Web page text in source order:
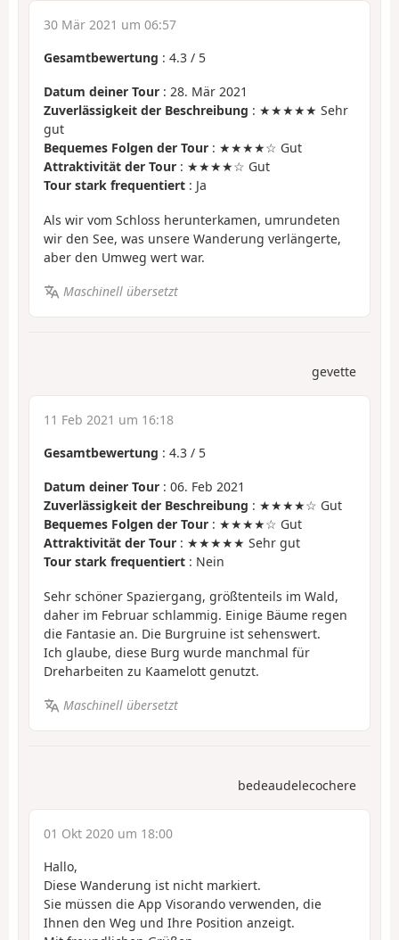
30 Mär 2021 um 06:57
Gesamtbewertung : 4.3 / 5
Datum deiner Tour : 28. Mär 2021
Zuverlässigkeit der Beschreibung : ★★★★★ Sehr
gut
Bequemes Folgen der Tour : ★★★★☆ Gut
Attraktivität der Tour : ★★★★☆ Gut
Tour stark frequentiert : Ja
Als wir vom Schloss herunterkamen, umrundeten
wir den See, was unsere Wanderung verlängerte,
aber den Umweg wert war.
Maschinell übersetzt
gevette
11 Feb 2021 um 16:18
Gesamtbewertung : 4.3 / 5
Datum deiner Tour : 06. Feb 2021
Zuverlässigkeit der Beschreibung : ★★★★☆ Gut
Bequemes Folgen der Tour : ★★★★☆ Gut
Attraktivität der Tour : ★★★★★ Sehr gut
Tour stark frequentiert : Nein
Sehr schöner Spaziergang, größtenteils im Wald,
daher im Februar schlammig. Einige Bäume regen
die Fantasie an. Die Burgruine ist sehenswert.
Ich glaube, diese Burg wurde manchmal für
Dreharbeiten zu Kaamelott genutzt.
Maschinell übersetzt
bedeaudelecochere
01 Okt 2020 um 18:00
Hallo,
Diese Wanderung ist nicht markiert.
Sie müssen die App Visorando verwenden, die
Ihnen den Weg und Ihre Position anzeigt.